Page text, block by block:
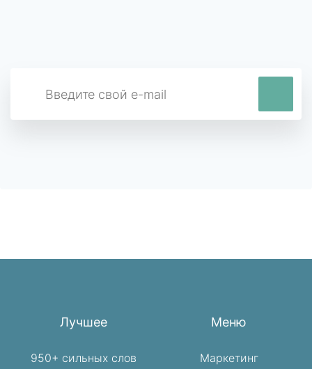
Лучшее
950+ сильных слов
Меню
Маркетинг